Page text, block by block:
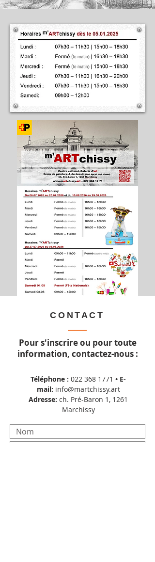
CONTACT
Pour s'inscrire ou pour toute
information, contactez-nous :
Téléphone : 022 368 1771 • E-
mail: info@martchissy.art
Adresse: ch. Pré-Baron 1, 1261
Marchissy